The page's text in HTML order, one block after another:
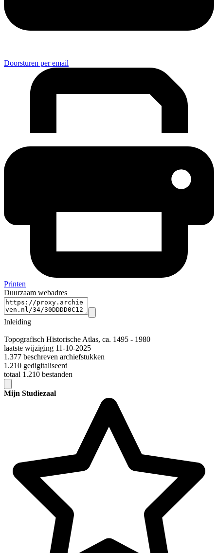
Doorsturen per email
Printen
Duurzaam webadres
Inleiding
Topografisch Historische Atlas, ca. 1495 - 1980
laatste wijziging 11-10-2025
1.377 beschreven archiefstukken
1.210 gedigitaliseerd
totaal 1.210 bestanden
Mijn Studiezaal